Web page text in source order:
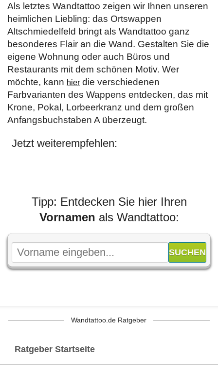
Als letztes Wandtattoo zeigen wir Ihnen unseren
heimlichen Liebling: das Ortswappen
Altschmiedelfeld bringt als Wandtattoo ganz
besonderes Flair an die Wand. Gestalten Sie die
eigene Wohnung oder auch Büros und
Restaurants mit dem schönen Motiv. Wer
möchte, kann hier die verschiedenen
Farbvarianten des Wappens entdecken, das mit
Krone, Pokal, Lorbeerkranz und dem großen
Anfangsbuchstaben A überzeugt.
Jetzt weiterempfehlen:
Tipp: Entdecken Sie hier Ihren
Vornamen als Wandtattoo:
Wandtattoo.de Ratgeber
Ratgeber Startseite